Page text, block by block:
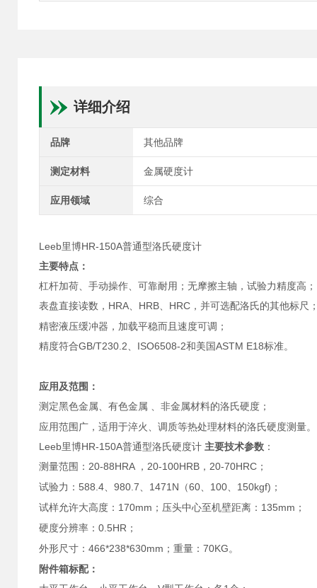
详细介绍
品牌 其他品牌
测定材料 金属硬度计
应用领域 综合
Leeb里博HR-150A普通型洛氏硬度计
主要特点：
杠杆加荷、手动操作、可靠耐用；无摩擦主轴，试验力精度高；
表盘直接读数， HRA、HRB、HRC，并可选配洛氏的其他标尺
精密液压缓冲器，加载平稳而且速度可调；
精度符合GB/T230.2、ISO6508-2和美国ASTM E18标准。
应用及范围：
测定黑色金属、有色金属 、非金属材料的洛氏硬度；
应用范围广，适用于淬火、调质等热处理材料的洛氏硬度测量。
Leeb里博HR-150A普通型洛氏硬度计 主要技术参数 ：
测量范围： 20-88HRA ，20-100HRB，20-70HRC；
试验力： 588.4、980.7、1471N（60、100、150kgf)；
试样允许大高度： 170mm；压头中心至机壁距离：135mm；
硬度分辨率： 0.5HR；
外形尺寸： 466*238*630mm；重量：70KG。
附件箱标配：